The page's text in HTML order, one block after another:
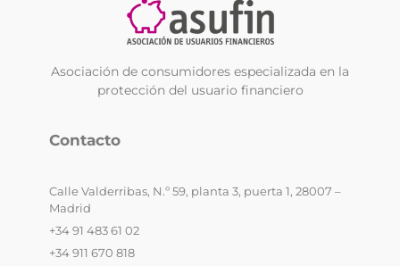
Asociación de consumidores especializada en la
protección del usuario financiero
Contacto
Calle Valderribas, N.º 59, planta 3, puerta 1, 28007 –
Madrid
+34 91 483 61 02
+34 911 670 818